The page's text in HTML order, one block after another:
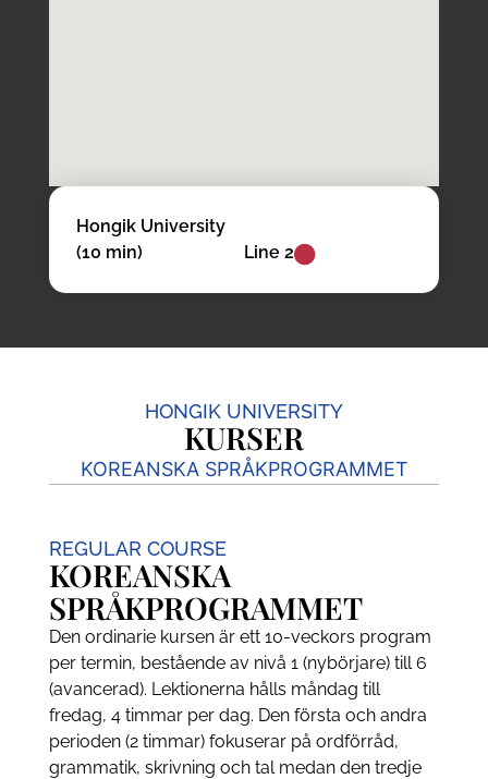
Hongik University
(10 min)
Line 2
HONGIK UNIVERSITY
KURSER
KOREANSKA SPRÅKPROGRAMMET
REGULAR COURSE
KOREANSKA
SPRÅKPROGRAMMET
Den ordinarie kursen är ett 10-veckors program
per termin, bestående av nivå 1 (nybörjare) till 6
(avancerad). Lektionerna hålls måndag till
fredag, 4 timmar per dag. Den första och andra
perioden (2 timmar) fokuserar på ordförråd,
grammatik, skrivning och tal medan den tredje